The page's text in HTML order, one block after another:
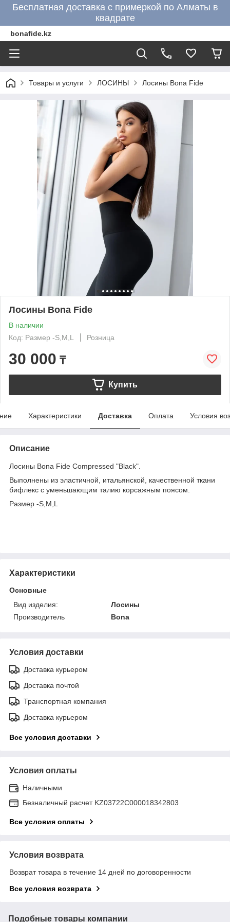
Бесплатная доставка с примеркой по Алматы в
квадрате
bonafide.kz
Товары и услуги ЛОСИНЫ Лосины Bona Fide
Лосины Bona Fide
В наличии
Код: Размер -S,М,L
Розница
30 000 ₸
Купить
Характеристики Доставка Оплата Условия
Описание
Лосины Bona Fide Compressed "Black".
Выполнены из эластичной, итальянской, качественной ткани
бифлекс с уменьшающим талию корсажным поясом.
Размер -S,М,L
Характеристики
Основные
Вид изделия:
Лосины
Производитель
Bona
Условия доставки
Доставка курьером
Доставка почтой
Транспортная компания
Доставка курьером
Все условия доставки
Условия оплаты
Наличными
Безналичный расчет KZ03722C000018342803
Все условия оплаты
Условия возврата
Возврат товара в течение 14 дней по договоренности
Все условия возврата
Подобные товары компании